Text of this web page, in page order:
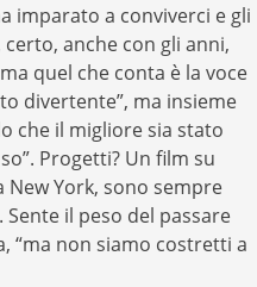
imparato a conviverci e gli
anche con gli anni,
quel che conta è la voce
divertente”, ma insieme
che il migliore sia stato
Progetti? Un film su
New York, sono sempre
il peso del passare
“ma non siamo costretti a